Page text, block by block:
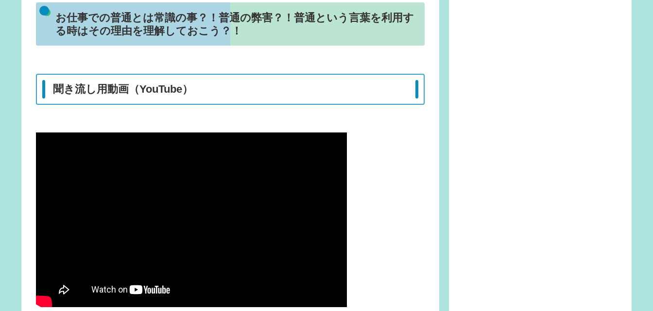
お仕事での普通とは常識の事？！普通の弊害？！普通という言葉を利用す
る時はその理由を理解しておこう？！
聞き流し用動画（YouTube）